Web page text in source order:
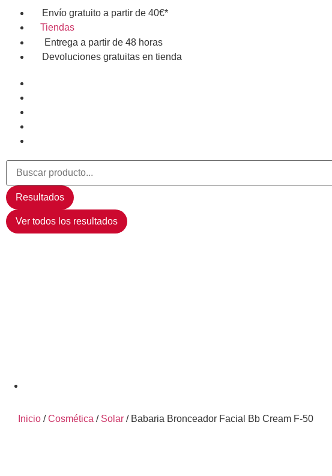
Envío gratuito a partir de 40€*
Tiendas
Entrega a partir de 48 horas
Devoluciones gratuitas en tienda
Resultados
Ver todos los resultados
Inicio /Cosmética / Solar / Babaria Bronceador Facial Bb Cream F-50